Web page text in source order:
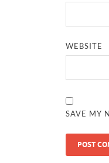
WEBSITE
SAVE MY